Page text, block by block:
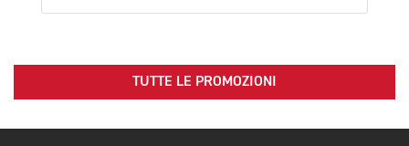
TUTTE LE PROMOZIONI